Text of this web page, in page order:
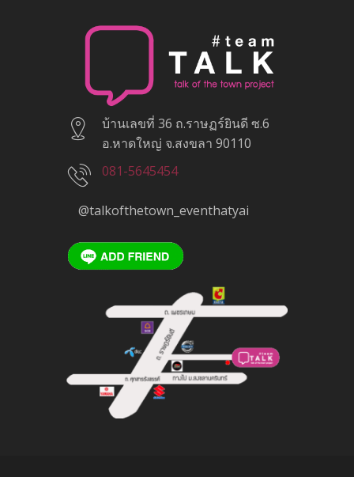
บ้านเลขที่ 36 ถ.ราษฏร์ยินดี ซ.6
อ.หาดใหญ่ จ.สงขลา 90110
081-5645454
@talkofthetown_eventhatyai